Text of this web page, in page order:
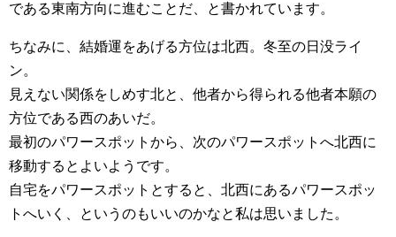
である東南方向に進むことだ、と書かれています。
ちなみに、結婚運をあげる方位は北西。冬至の日没ライ
ン。
見えない関係をしめす北と、他者から得られる他者本願の
方位である西のあいだ。
最初のパワースポットから、次のパワースポットへ北西に
移動するとよいようです。
自宅をパワースポットとすると、北西にあるパワースポッ
トへいく、というのもいいのかなと私は思いました。